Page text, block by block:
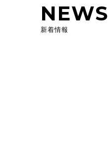
NEWS
新着情報